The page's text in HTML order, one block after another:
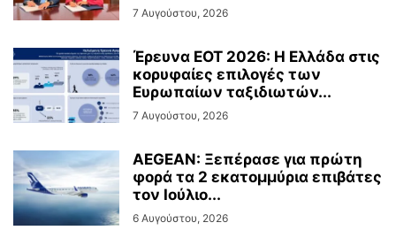
7 Αυγούστου, 2026
Έρευνα ΕΟΤ 2026: Η Ελλάδα στις
κορυφαίες επιλογές των
Ευρωπαίων ταξιδιωτών...
7 Αυγούστου, 2026
AEGEAN: Ξεπέρασε για πρώτη
φορά τα 2 εκατομμύρια επιβάτες
τον Ιούλιο...
6 Αυγούστου, 2026